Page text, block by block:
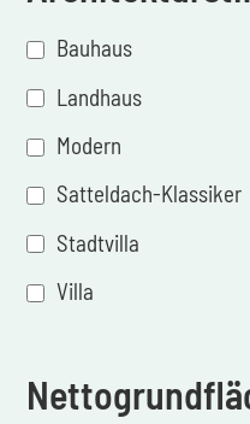
Bauhaus
Landhaus
Modern
Satteldach-Klassiker
Stadtvilla
Villa